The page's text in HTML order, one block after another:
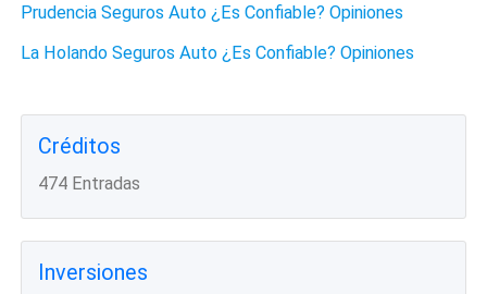
Prudencia Seguros Auto ¿Es Confiable? Opiniones
La Holando Seguros Auto ¿Es Confiable? Opiniones
Créditos
474 Entradas
Inversiones